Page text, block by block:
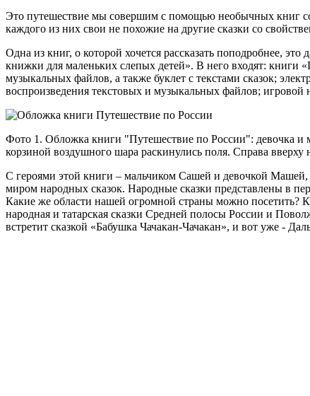
Это путешествие мы совершим с помощью необычных книг
каждого из них свои не похожие на другие сказки со
Одна из книг, о которой хочется рассказать поподробнее,
книжки для маленьких слепых детей». В него входят: книги
музыкальных файлов, а также буклет с текстами сказок;
воспроизведения текстовых и музыкальных файлов; игровой
Фото 1. Обложка книги "Путешествие по России": девочка и
корзиной воздушного шара раскинулись поля. Справа
С героями этой книги – мальчиком Сашей и девочкой Машей,
миром народных сказок. Народные сказки представлены в
Какие же области нашей огромной страны можно посетить?
народная и татарская сказки Средней полосы России и
встретит сказкой «Бабушка Чачакан-Чачакан», и вот уже -